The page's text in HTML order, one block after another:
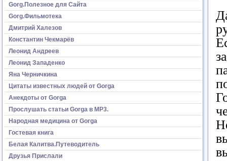
Gorg.Полезное для Сайта
Gorg.Фильмотека
Дмитрий Халезов
Константин Чекмарёв
Леонид Андреев
Леонид Западенко
Яна Черничкина
Цитаты известных людей от Gorga
Анекдоты от Gorga
Прослушать статьи Gorga в МР3.
Народная медицина от Gorga
Гостевая книга
Белая Калитва.Путеводитель
Друзья Прислали